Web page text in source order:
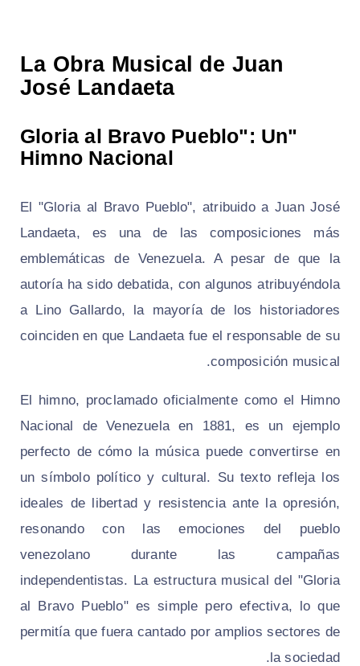
La Obra Musical de Juan
José Landaeta
"Gloria al Bravo Pueblo": Un
Himno Nacional
El "Gloria al Bravo Pueblo", atribuido a Juan José
Landaeta, es una de las composiciones más
emblemáticas de Venezuela. A pesar de que la
autoría ha sido debatida, con algunos atribuyéndola
a Lino Gallardo, la mayoría de los historiadores
coinciden en que Landaeta fue el responsable de su
composición musical.
El himno, proclamado oficialmente como el Himno
Nacional de Venezuela en 1881, es un ejemplo
perfecto de cómo la música puede convertirse en
un símbolo político y cultural. Su texto refleja los
ideales de libertad y resistencia ante la opresión,
resonando con las emociones del pueblo
venezolano durante las campañas
independentistas. La estructura musical del "Gloria
al Bravo Pueblo" es simple pero efectiva, lo que
permitía que fuera cantado por amplios sectores de
la sociedad.